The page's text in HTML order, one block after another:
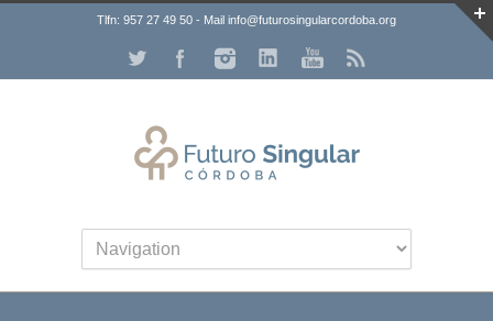
Tlfn: 957 27 49 50 - Mail info@futurosingularcordoba.org